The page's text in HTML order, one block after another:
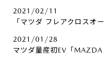
2021/02/11
「マツダ フレアクロスオ
2021/01/28
マツダ量産初EV「